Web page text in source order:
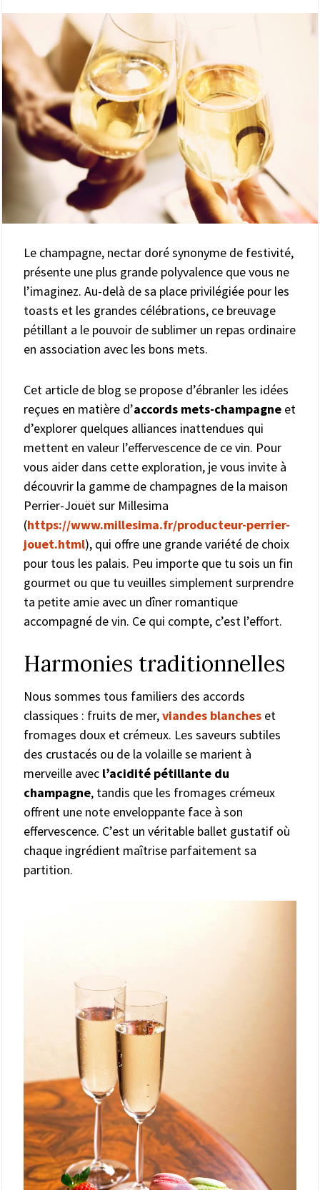
Le champagne, nectar doré synonyme de festivité,
présente une plus grande polyvalence que vous ne
l’imaginez. Au-delà de sa place privilégiée pour les
toasts et les grandes célébrations, ce breuvage
pétillant a le pouvoir de sublimer un repas ordinaire
en association avec les bons mets.
Cet article de blog se propose d’ébranler les idées
reçues en matière d’accords mets-champagne et
d’explorer quelques alliances inattendues qui
mettent en valeur l’effervescence de ce vin. Pour
vous aider dans cette exploration, je vous invite à
découvrir la gamme de champagnes de la maison
Perrier-Jouët sur Millesima
(https://www.millesima.fr/producteur-perrier-
jouet.html), qui offre une grande variété de choix
pour tous les palais. Peu importe que tu sois un fin
gourmet ou que tu veuilles simplement surprendre
ta petite amie avec un dîner romantique
accompagné de vin. Ce qui compte, c’est l’effort.
Harmonies traditionnelles
Nous sommes tous familiers des accords
classiques : fruits de mer,viandes blanches et
fromages doux et crémeux. Les saveurs subtiles
des crustacés ou de la volaille se marient à
merveille avec l’acidité pétillante du
champagne, tandis que les fromages crémeux
offrent une note enveloppante face à son
effervescence. C’est un véritable ballet gustatif où
chaque ingrédient maîtrise parfaitement sa
partition.